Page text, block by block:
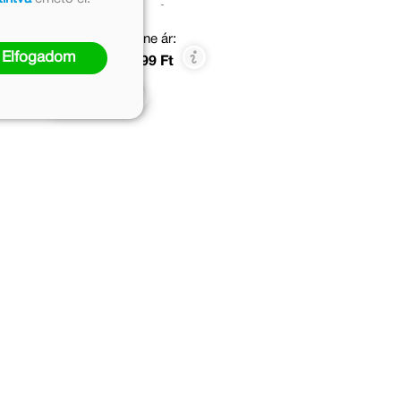
ár:
Ft
- OKOSTÁBLÁVAL
Eredeti ár:
4 999 Ft
Online ár:
4 099 Ft
Elfogadom